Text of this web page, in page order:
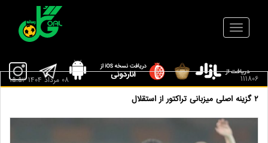
111806
۲ گزینه اصلی میزبانی تراکتور از استقلال
08 مرداد 1404 15:52